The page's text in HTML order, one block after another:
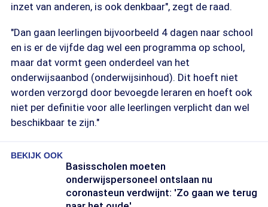
inzet van anderen, is ook denkbaar", zegt de raad.
"Dan gaan leerlingen bijvoorbeeld 4 dagen naar school
en is er de vijfde dag wel een programma op school,
maar dat vormt geen onderdeel van het
onderwijsaanbod (onderwijsinhoud). Dit hoeft niet
worden verzorgd door bevoegde leraren en hoeft ook
niet per definitie voor alle leerlingen verplicht dan wel
beschikbaar te zijn."
BEKIJK OOK
Basisscholen moeten
onderwijspersoneel ontslaan nu
coronasteun verdwijnt: 'Zo gaan we terug